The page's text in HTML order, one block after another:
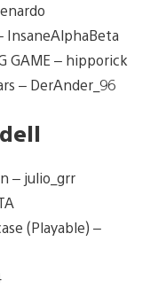
InsaneAlphaBeta
GAME – hipporick
– DerAnder_96
– julio_grr
(Playable) –